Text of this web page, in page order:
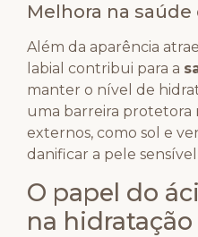
Melhora na saúde
Além da aparência
labial contribui para a
manter o nível de
uma barreira
externos, como sol e
danificar a pele sensível
O papel do
na hidratação